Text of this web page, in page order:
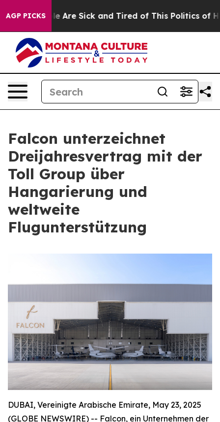
AGP PICKS
“People Are Sick and Tired of This Politics of
Falcon unterzeichnet
Dreijahresvertrag mit der
Toll Group über
Hangarierung und
weltweite
Flugunterstützung
DUBAI, Vereinigte Arabische Emirate, May 23, 2025
(GLOBE NEWSWIRE) -- Falcon, ein Unternehmen der